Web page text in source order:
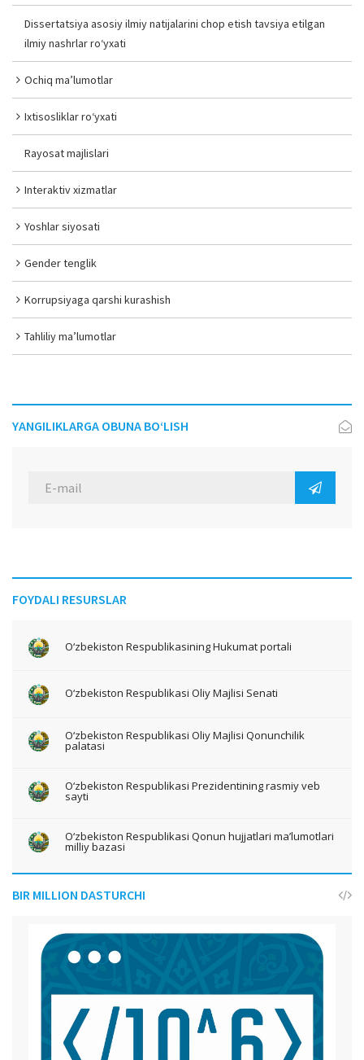
Dissertatsiya asosiy ilmiy natijalarini chop etish tavsiya etilgan
ilmiy nashrlar ro‘yxati
Ochiq ma’lumotlar
Ixtisosliklar ro‘yxati
Rayosat majlislari
Interaktiv xizmatlar
Yoshlar siyosati
Gender tenglik
Korrupsiyaga qarshi kurashish
Tahliliy ma’lumotlar
YANGILIKLARGA OBUNA BO‘LISH
FOYDALI RESURSLAR
O‘zbekiston Respublikasining Hukumat portali
O‘zbekiston Respublikasi Oliy Majlisi Senati
O‘zbekiston Respublikasi Oliy Majlisi Qonunchilik
palatasi
O‘zbekiston Respublikasi Prezidentining rasmiy veb
sayti
O‘zbekiston Respublikasi Qonun hujjatlari ma’lumotlari
milliy bazasi
BIR MILLION DASTURCHI